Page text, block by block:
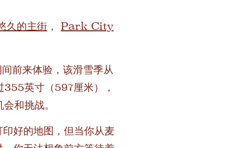
久的主街 ， Park City
前来体验，该滑雪季从
英寸（597厘米），
和挑战。
好的地图，但当你从麦